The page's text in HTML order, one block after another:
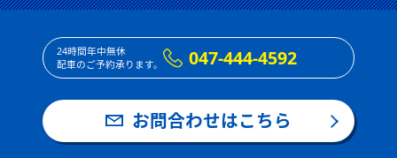
24時間年中無休
配車のご予約承ります。
047-444-4592
お問合わせはこちら